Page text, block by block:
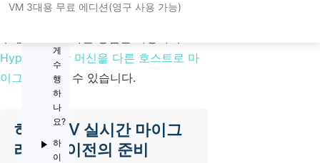
VM 3대용 무료 에디션(영구 사용 가능)
로
게
수
행
하
나
요?
하
이
Hyper-V 가상 머신을 다른 호스트로 마
이그레이션할 수 있습니다.
하이퍼-V 실시간 마이그
레이션 이전의 준비